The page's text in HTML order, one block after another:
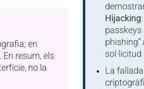
en
resum, els
no la
Hijacking
passkeys
La